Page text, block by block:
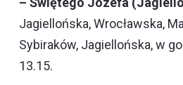
Jagiellońska, Wrocławska,
Sybiraków, Jagiellońska, w
13.15.